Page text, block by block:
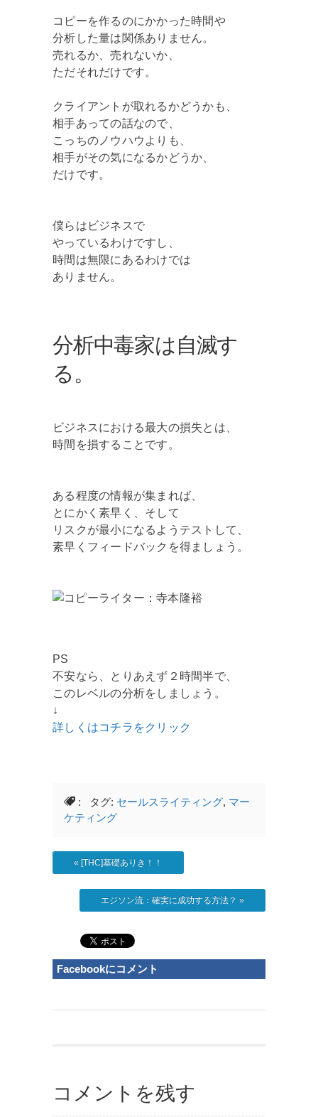
コピーを作るのにかかった時間や
分析した量は関係ありません。
売れるか、売れないか、
ただそれだけです。
クライアントが取れるかどうかも、
相手あっての話なので、
こっちのノウハウよりも、
相手がその気になるかどうか、
だけです。
僕らはビジネスで
やっているわけですし、
時間は無限にあるわけでは
ありません。
分析中毒家は自滅す
る。
ビジネスにおける最大の損失とは、
時間を損することです。
ある程度の情報が集まれば、
とにかく素早く、そして
リスクが最小になるようテストして、
素早くフィードバックを得ましょう。
PS
不安なら、とりあえず２時間半で、
このレベルの分析をしましょう。
↓
詳しくはコチラをクリック
: タグ: セールスライティング, マー
ケティング
« [THC]基礎ありき！！
エジソン流：確実に成功する方法？ »
Facebookにコメント
コメントを残す